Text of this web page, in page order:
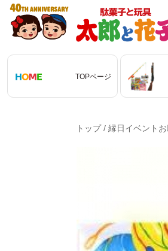
TOPページ
トップ/ 縁日イベント